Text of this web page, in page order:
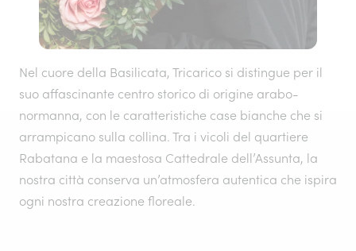
Nel cuore della Basilicata, Tricarico si distingue per il
suo affascinante centro storico di origine arabo-
normanna, con le caratteristiche case bianche che si
arrampicano sulla collina. Tra i vicoli del quartiere
Rabatana e la maestosa Cattedrale dell’Assunta, la
nostra città conserva un’atmosfera autentica che ispira
ogni nostra creazione floreale.